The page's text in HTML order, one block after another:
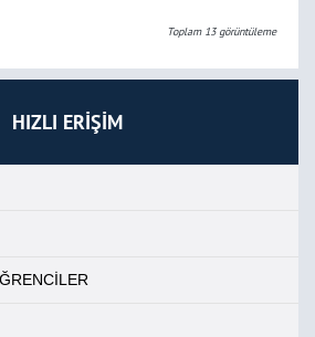
HIZLI ERİŞİM
Toplam 13görüntüleme